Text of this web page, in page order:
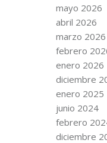
mayo 2026
abril 2026
marzo 2026
febrero
enero 2026
diciembre
enero 2025
junio 2024
febrero
diciembre